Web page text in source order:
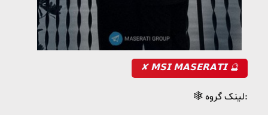
✘ 𝗠𝗦𝗜 𝗠𝗔𝗦𝗘𝗥𝗔𝗧𝗜 🔮
🕸 لینک گروه: